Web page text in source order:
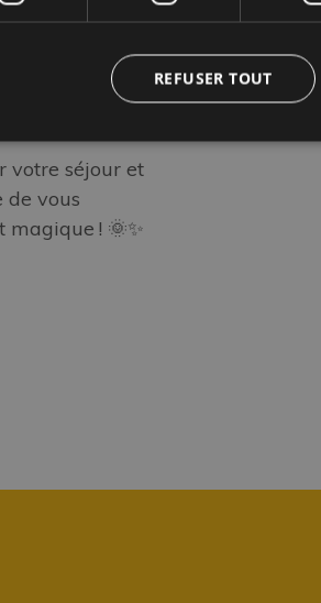
dans la
!
votre séjour et
de vous
! 🌞✨
REFUSER TOUT